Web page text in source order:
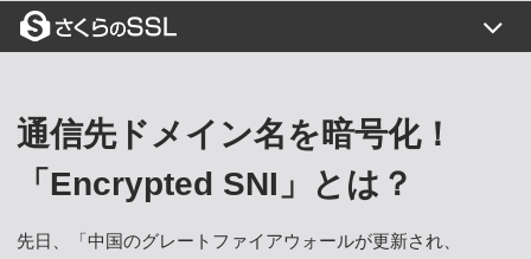
目的から選ぶ
SSLコラム
通信先ドメイン名を暗号化！
「Encrypted SNI」とは？
先日、「中国のグレートファイアウォールが更新され、